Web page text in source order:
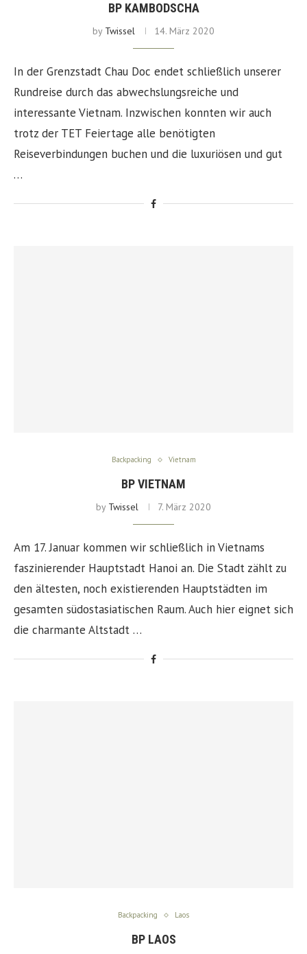
BP KAMBODSCHA
by Twissel 14. März 2020
In der Grenzstadt Chau Doc endet schließlich unserer
Rundreise durch das abwechslungsreiche und
interessante Vietnam. Inzwischen konnten wir auch
trotz der TET Feiertage alle benötigten
Reiseverbindungen buchen und die luxuriösen und gut
…
Backpacking Vietnam
BP VIETNAM
by Twissel 7. März 2020
Am 17. Januar kommen wir schließlich in Vietnams
faszinierender Hauptstadt Hanoi an. Die Stadt zählt zu
den ältesten, noch existierenden Hauptstädten im
gesamten südostasiatischen Raum. Auch hier eignet sich
die charmante Altstadt …
Backpacking Laos
BP LAOS